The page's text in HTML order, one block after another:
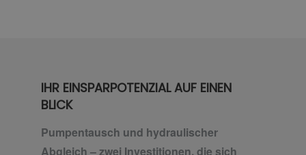
IHR EINSPARPOTENZIAL AUF EINEN
BLICK
Pumpentausch und hydraulischer
Abgleich – zwei Investitionen, die sich